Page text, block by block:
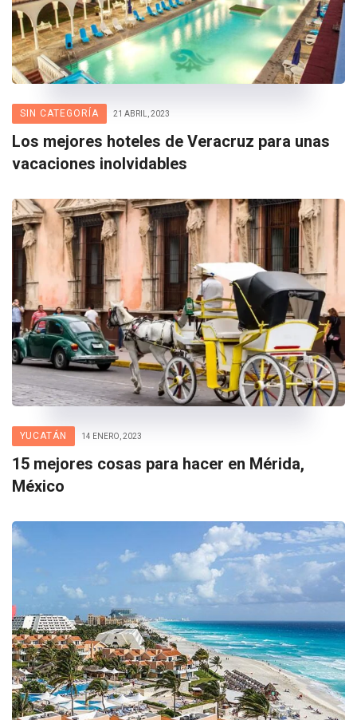
SIN CATEGORÍA 21 ABRIL, 2023
Los mejores hoteles de Veracruz para unas
vacaciones inolvidables
YUCATÁN 14 ENERO, 2023
15 mejores cosas para hacer en Mérida,
México